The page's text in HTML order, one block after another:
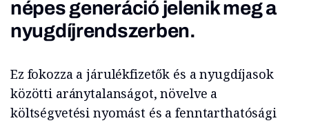
népes generáció jelenik meg a
nyugdíjrendszerben.
Ez fokozza a járulékfizetők és a nyugdíjasok
közötti aránytalanságot, növelve a
költségvetési nyomást és a fenntarthatósági